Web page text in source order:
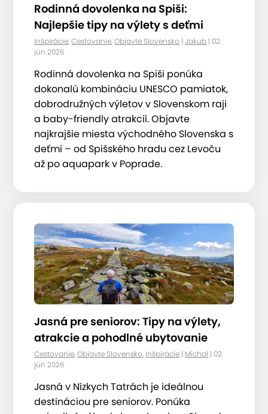
Rodinná dovolenka na Spiši:
Najlepšie tipy na výlety s deťmi
Inšpirácie,Cestovanie,Objavte Slovensko |Jakub | 02.
jún 2026
Rodinná dovolenka na Spiši ponúka
dokonalú kombináciu UNESCO pamiatok,
dobrodružných výletov v Slovenskom raji
a baby-friendly atrakcií. Objavte
najkrajšie miesta východného Slovenska s
deťmi – od Spišského hradu cez Levoču
až po aquapark v Poprade.
Jasná pre seniorov: Tipy na výlety,
atrakcie a pohodlné ubytovanie
Cestovanie,Objavte Slovensko, Inšpirácie | Michal | 02.
jún 2026
Jasná v Nízkych Tatrách je ideálnou
destináciou pre seniorov. Ponúka